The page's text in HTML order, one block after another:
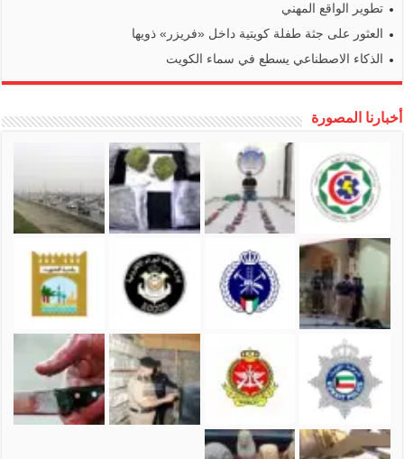
تطوير الواقع المهني
العثور على جثة طفلة كويتية داخل «فريزر» ذويها
الذكاء الاصطناعي يسطع في سماء الكويت
أخبارنا المصورة